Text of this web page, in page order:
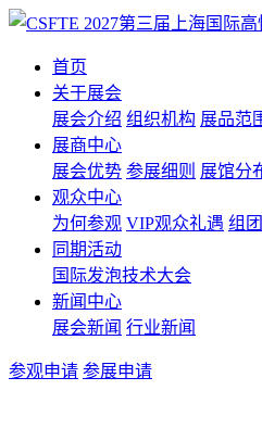
首页
关于展会
展会介绍 组织机构 展品范
展商中心
展会优势 参展细则 展馆分
观众中心
为何参观 VIP观众礼遇 组
同期活动
国际发泡技术大会
新闻中心
展会新闻 行业新闻
参观申请 参展申请